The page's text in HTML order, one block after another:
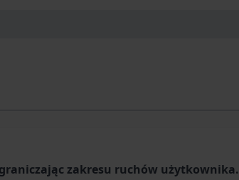
zakresu ruchów użytkownika.